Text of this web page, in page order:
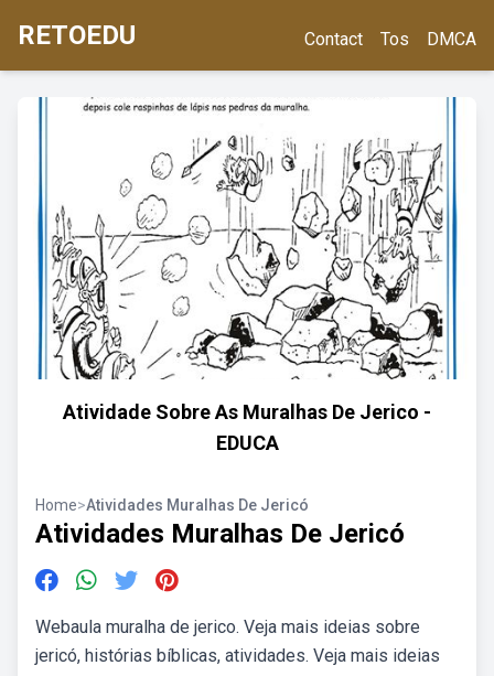
RETOEDU Contact Tos DMCA
Atividade Sobre As Muralhas De Jerico -
EDUCA
Home>Atividades Muralhas De Jericó
Atividades Muralhas De Jericó
Webaula muralha de jerico. Veja mais ideias sobre
jericó, histórias bíblicas, atividades. Veja mais ideias